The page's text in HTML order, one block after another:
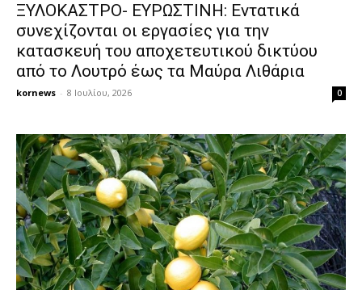
ΞΥΛΟΚΑΣΤΡΟ- ΕΥΡΩΣΤΙΝΗ: Εντατικά
συνεχίζονται οι εργασίες για την
κατασκευή του αποχετευτικού δικτύου
από το Λουτρό έως τα Μαύρα Λιθάρια
kornews - 8 Ιουλίου, 2026 0